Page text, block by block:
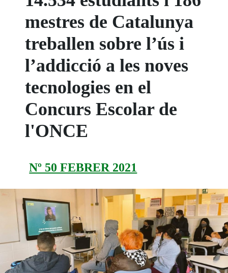
mestres de Catalunya
treballen sobre l’ús i
l’addicció a les noves
tecnologies en el
Concurs Escolar de
l'ONCE
Nº 50 FEBRER 2021